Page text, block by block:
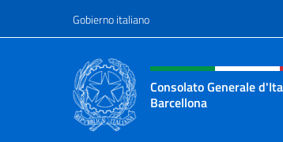
Gobierno italiano
Encabezado del sitio
Consolato Generale
Barcellona